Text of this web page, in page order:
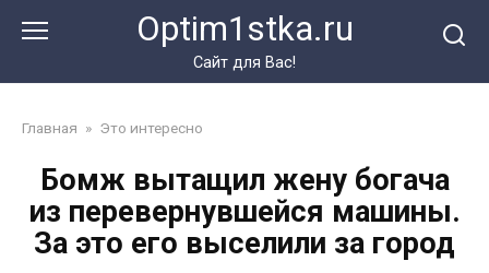
Optim1stka.ru
Сайт для Вас!
Главная » Это интересно
Бомж вытащил жену богача
из перевернувшейся машины.
За это его выселили за город